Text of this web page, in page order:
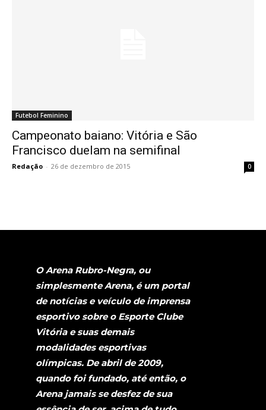
Futebol Feminino
Campeonato baiano: Vitória e São
Francisco duelam na semifinal
Redação - 26 de dezembro de 2015 0
O Arena Rubro-Negra, ou
simplesmente Arena, é um portal
de notícias e veículo de imprensa
esportivo sobre o Esporte Clube
Vitória e suas demais
modalidades esportivas
olímpicas. De abril de 2009,
quando foi fundado, até então, o
Arena jamais se desfez de sua